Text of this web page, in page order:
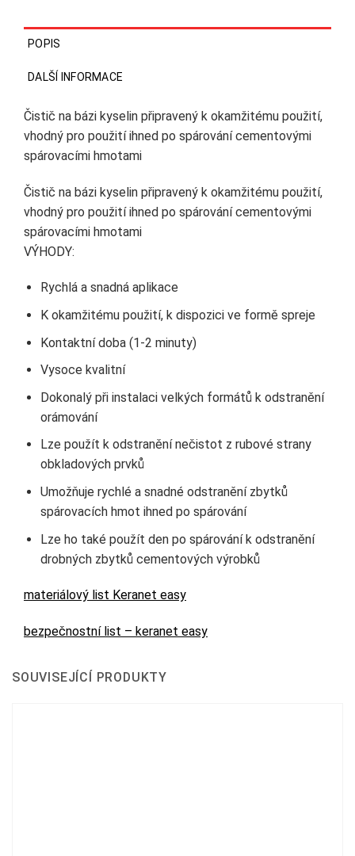
POPIS
DALŠÍ INFORMACE
Čistič na bázi kyselin připravený k okamžitému použití,
vhodný pro použití ihned po spárování cementovými
spárovacími hmotami
Čistič na bázi kyselin připravený k okamžitému použití,
vhodný pro použití ihned po spárování cementovými
spárovacími hmotami
VÝHODY:
Rychlá a snadná aplikace
K okamžitému použití, k dispozici ve formě spreje
Kontaktní doba (1-2 minuty)
Vysoce kvalitní
Dokonalý při instalaci velkých formátů k odstranění
orámování
Lze použít k odstranění nečistot z rubové strany
obkladových prvků
Umožňuje rychlé a snadné odstranění zbytků
spárovacích hmot ihned po spárování
Lze ho také použít den po spárování k odstranění
drobných zbytků cementových výrobků
materiálový list Keranet easy
bezpečnostní list – keranet easy
SOUVISEJÍCÍ PRODUKTY